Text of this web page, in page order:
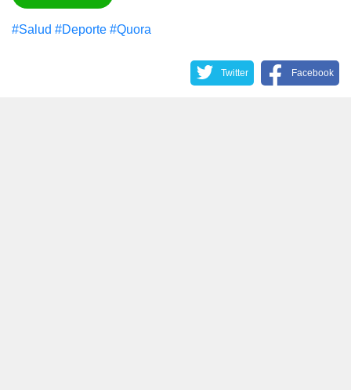
#Salud #Deporte #Quora
Twitter Facebook